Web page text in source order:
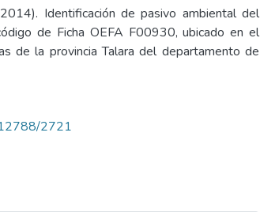
Identificación de pasivo ambiental del
de Ficha OEFA F00930, ubicado en el
de la provincia Talara del departamento de
2721